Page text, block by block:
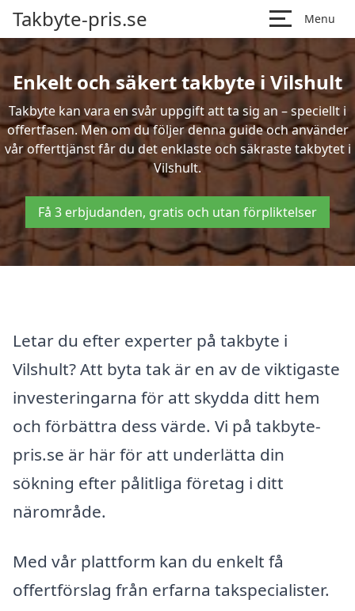
Takbyte-pris.se Menu
Enkelt och säkert takbyte i Vilshult
Takbyte kan vara en svår uppgift att ta sig an – speciellt i
offertfasen. Men om du följer denna guide och använder
vår offerttjänst får du det enklaste och säkraste takbytet i
Vilshult.
Få 3 erbjudanden, gratis och utan förpliktelser
Letar du efter experter på takbyte i
Vilshult? Att byta tak är en av de viktigaste
investeringarna för att skydda ditt hem
och förbättra dess värde. Vi på takbyte-
pris.se är här för att underlätta din
sökning efter pålitliga företag i ditt
närområde.
Med vår plattform kan du enkelt få
offertförslag från erfarna takspecialister.